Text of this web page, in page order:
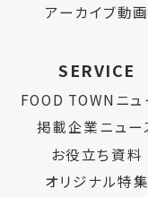
アーカイブ動画
SERVICE
FOOD TOWNニュ
掲載企業ニュー
お役立ち資料
オリジナル特集